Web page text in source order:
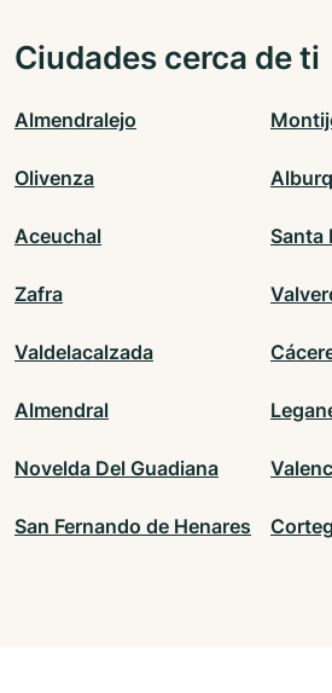
Ciudades cerca de ti
Almendralejo
Olivenza
Aceuchal Santa
Zafra
Valdelacalzada
Almendral
Novelda Del Guadiana
San Fernando de Henares